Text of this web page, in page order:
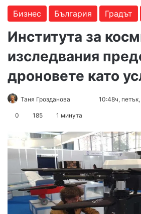
Бизнес България Градът
Института за
изследвания
дроновете като
Таня Грозданова
Send10:48ч,
0 185 1 минута